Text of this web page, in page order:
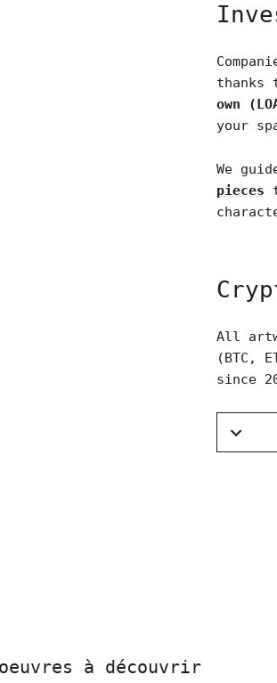
thanks
own
your
We
pieces
All
(BTC,
since
à découvrir